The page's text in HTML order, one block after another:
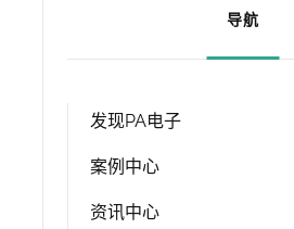
导航
发现PA电子
案例中心
资讯中心